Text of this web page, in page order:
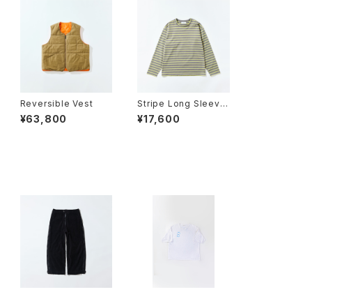
Reversible Vest
¥63,800
Stripe Long Sleeve
2025
¥17,600